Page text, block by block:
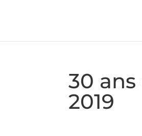
30
2019